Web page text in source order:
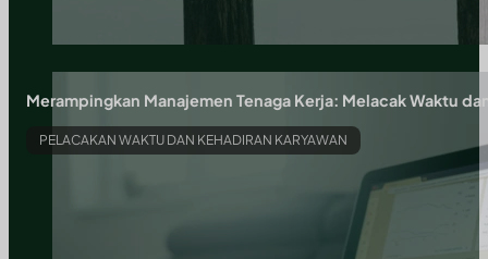
Merampingkan Manajemen Tenaga Kerja: Melacak Waktu
PELACAKAN WAKTU DAN KEHADIRAN KARYAWAN